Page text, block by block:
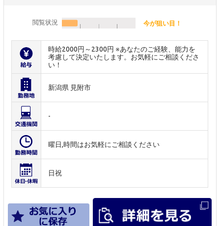
閲覧状況 今が狙い目！
時給2000円～2300円 ※あなたのご経験、能力を
考慮して決定いたします。お気軽にご相談くださ
い！
新潟県 見附市
-
曜日,時間はお気軽にご相談ください
日祝